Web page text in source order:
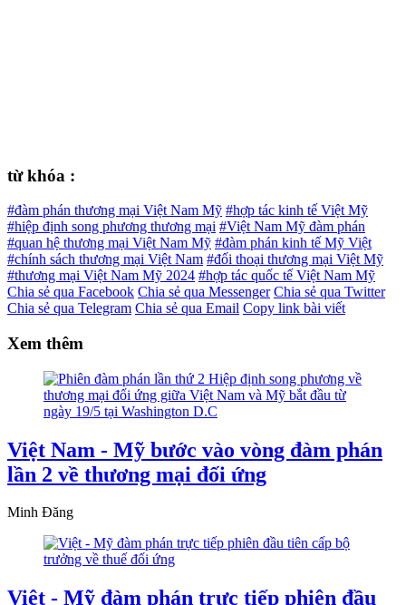
từ khóa :
#đàm phán thương mại Việt Nam Mỹ #hợp tác kinh tế Việt Mỹ
#hiệp định song phương thương mại #Việt Nam Mỹ đàm phán
#quan hệ thương mại Việt Nam Mỹ #đàm phán kinh tế Mỹ Việt
#chính sách thương mại Việt Nam #đối thoại thương mại Việt Mỹ
#thương mại Việt Nam Mỹ 2024 #hợp tác quốc tế Việt Nam Mỹ
Chia sẻ qua Facebook Chia sẻ qua Messenger Chia sẻ qua Twitter
Chia sẻ qua Telegram Chia sẻ qua Email Copy link bài viết
Xem thêm
Việt Nam - Mỹ bước vào vòng đàm phán
lần 2 về thương mại đối ứng
Minh Đăng
Việt - Mỹ đàm phán trực tiếp phiên đầu